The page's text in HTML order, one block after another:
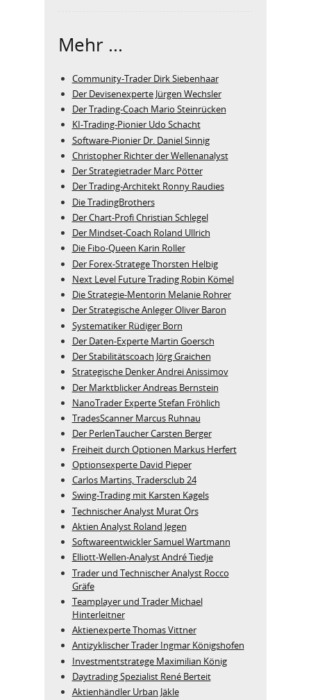
Mehr ...
Community-Trader Dirk Siebenhaar
Der Devisenexperte Jürgen Wechsler
Der Trading-Coach Mario Steinrücken
KI-Trading-Pionier Udo Schacht
Software-Pionier Dr. Daniel Sinnig
Christopher Richter der Wellenanalyst
Der Strategietrader Marc Pötter
Der Trading-Architekt Ronny Raudies
Die TradingBrothers
Der Chart-Profi Christian Schlegel
Der Mindset-Coach Roland Ullrich
Die Fibo-Queen Karin Roller
Der Forex-Stratege Thorsten Helbig
Next Level Future Trading Robin Kömel
Die Strategie-Mentorin Melanie Rohrer
Der Strategische Anleger Oliver Baron
Systematiker Rüdiger Born
Der Daten-Experte Martin Goersch
Der Stabilitätscoach Jörg Graichen
Strategische Denker Andrei Anissimov
Der Marktblicker Andreas Bernstein
NanoTrader Experte Stefan Fröhlich
TradesScanner Marcus Ruhnau
Der PerlenTaucher Carsten Berger
Freiheit durch Optionen Markus Herfert
Optionsexperte David Pieper
Carlos Martins, Tradersclub 24
Swing-Trading mit Karsten Kagels
Technischer Analyst Murat Örs
Aktien Analyst Roland Jegen
Softwareentwickler Samuel Wartmann
Elliott-Wellen-Analyst André Tiedje
Trader und Technischer Analyst Rocco
Gräfe
Teamplayer und Trader Michael
Hinterleitner
Aktienexperte Thomas Vittner
Antizyklischer Trader Ingmar Königshofen
Investmentstratege Maximilian König
Daytrading Spezialist René Berteit
Aktienhändler Urban Jäkle